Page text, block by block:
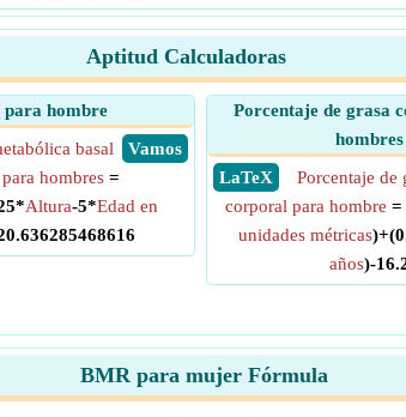
Aptitud Calculadoras
hombre
​ Vamos
basal
hombres=
Altura-5*Edad en
Porcentaje de grasa
hombres
​ LaTeX
Porcentaje de
corporal para hombre =
unidades métricas
años)-
BMR para mujer Fórmula